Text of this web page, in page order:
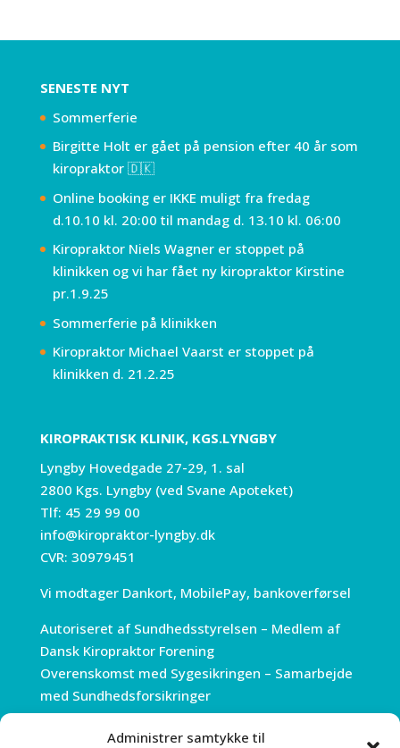
Administrer samtykke til
SENESTE NYT
Sommerferie
Birgitte Holt er gået på pension efter 40 år som
kiropraktor 🇩🇰
Online booking er IKKE muligt fra fredag
d.10.10 kl. 20:00 til mandag d. 13.10 kl. 06:00
Kiropraktor Niels Wagner er stoppet på
klinikken og vi har fået ny kiropraktor Kirstine
pr.1.9.25
Sommerferie på klinikken
Kiropraktor Michael Vaarst er stoppet på
klinikken d. 21.2.25
KIROPRAKTISK KLINIK, KGS.LYNGBY
Lyngby Hovedgade 27-29, 1. sal
2800 Kgs. Lyngby (ved Svane Apoteket)
Tlf: 45 29 99 00
info@kiropraktor-lyngby.dk
CVR: 30979451
Vi modtager Dankort, MobilePay, bankoverførsel
Autoriseret af Sundhedsstyrelsen – Medlem af
Dansk Kiropraktor Forening
Overenskomst med Sygesikringen – Samarbejde
med Sundhedsforsikringer